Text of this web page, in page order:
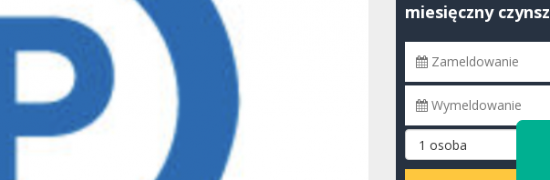
miesięczny czynsz